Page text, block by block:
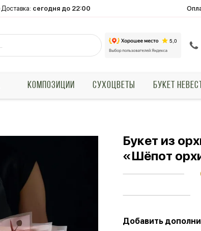
Доставка: сегодня до 22:00
КОМПОЗИЦИИ СУХОЦВЕТЫ БУКЕТ
Букет из
«Шёпот
Добавить